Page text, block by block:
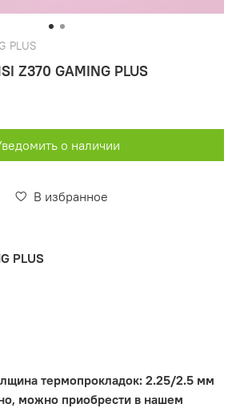
PLUS
Z370 GAMING PLUS
В избранное
о наличии
PLUS
термопрокладок: 2.25/2.5 мм
можно приобрести в нашем